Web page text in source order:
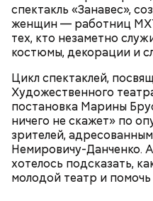
спектакль «Занавес»,
женщин — работниц
тех, кто незаметно
костюмы, декорации и
Цикл спектаклей,
Художественного
постановка Марины
ничего не скажет» по
зрителей,
Немировичу-Данченко.
хотелось подсказать,
молодой театр и
Символом Московского
кот — манул Тимофей. С
поиграть, конечно же,
Однако оно не мешает
гостями зоопарка.
— Ох… Вот что мне не
метро освобождается
другого конца вагона
расталкивая.
поделилась Алина, 21